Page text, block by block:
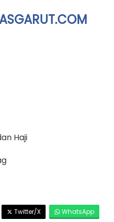
Haji
Twitter/X WhatsApp